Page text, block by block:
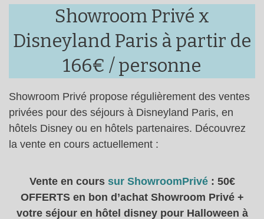
Showroom Privé x
Disneyland Paris à partir de
166€ / personne
Showroom Privé propose régulièrement des ventes
privées pour des séjours à Disneyland Paris, en
hôtels Disney ou en hôtels partenaires. Découvrez
la vente en cours actuellement :
Vente en cours sur ShowroomPrivé : 50€
OFFERTS en bon d’achat Showroom Privé +
votre séjour en hôtel disney pour Halloween à